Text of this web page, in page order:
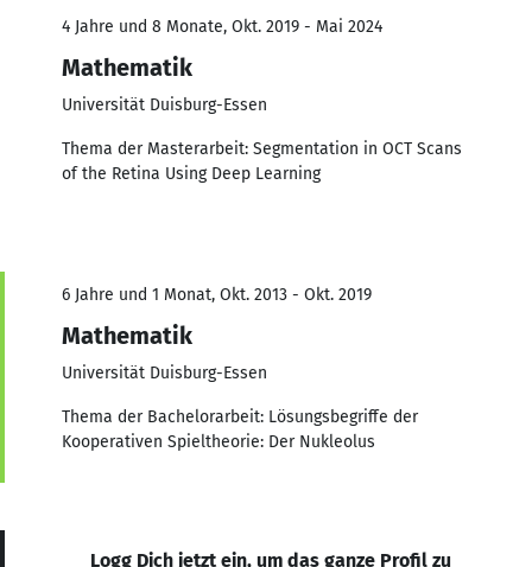
4 Jahre und 8 Monate, Okt. 2019 - Mai 2024
Mathematik
Universität Duisburg-Essen
Thema der Masterarbeit: Segmentation in OCT Scans
of the Retina Using Deep Learning
6 Jahre und 1 Monat, Okt. 2013 - Okt. 2019
Mathematik
Universität Duisburg-Essen
Thema der Bachelorarbeit: Lösungsbegriffe der
Kooperativen Spieltheorie: Der Nukleolus
Logg Dich jetzt ein, um das ganze Profil zu